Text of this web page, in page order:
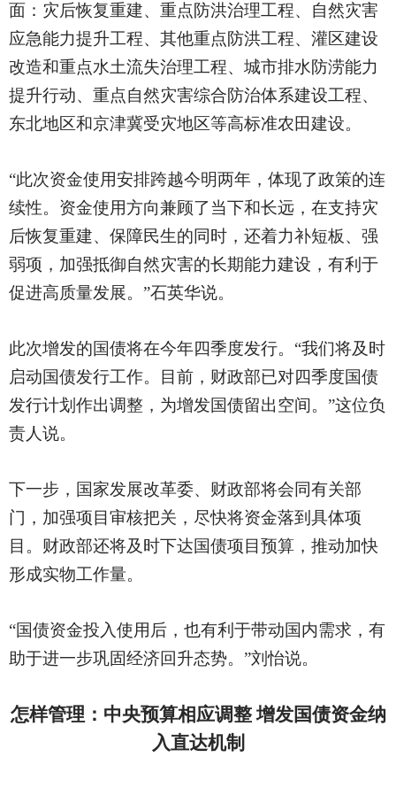
面：灾后恢复重建、重点防洪治理工程、自然灾害
应急能力提升工程、其他重点防洪工程、灌区建设
改造和重点水土流失治理工程、城市排水防涝能力
提升行动、重点自然灾害综合防治体系建设工程、
东北地区和京津冀受灾地区等高标准农田建设。
“此次资金使用安排跨越今明两年，体现了政策的连
续性。资金使用方向兼顾了当下和长远，在支持灾
后恢复重建、保障民生的同时，还着力补短板、强
弱项，加强抵御自然灾害的长期能力建设，有利于
促进高质量发展。”石英华说。
此次增发的国债将在今年四季度发行。 “我们将及时
启动国债发行工作。目前，财政部已对四季度国债
发行计划作出调整，为增发国债留出空间。”这位负
责人说。
下一步，国家发展改革委、财政部将会同有关部
门，加强项目审核把关，尽快将资金落到具体项
目。财政部还将及时下达国债项目预算，推动加快
形成实物工作量。
“国债资金投入使用后，也有利于带动国内需求，有
助于进一步巩固经济回升态势。”刘怡说。
怎样管理：中央预算相应调整 增发国债资金纳
入直达机制